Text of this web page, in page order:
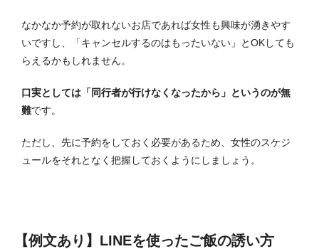
なかなか予約が取れないお店であれば女性も興味が湧きやす
いですし、「キャンセルするのはもったいない」とOKしても
らえるかもしれません。
口実としては「同行者が行けなくなったから」というのが無
難です。
ただし、先に予約をしておく必要があるため、女性のスケジ
ュールをそれとなく把握しておくようにしましょう。
【例文あり】LINEを使ったご飯の誘い方